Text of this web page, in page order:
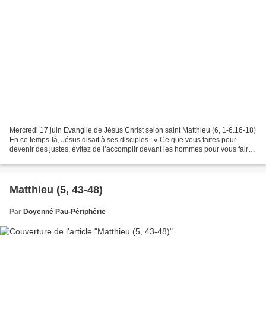
Mercredi 17 juin Evangile de Jésus Christ selon saint Matthieu (6, 1-6.16-18)
En ce temps-là, Jésus disait à ses disciples : « Ce que vous faites pour
devenir des justes, évitez de l’accomplir devant les hommes pour vous faire
Matthieu (5, 43-48)
Par Doyenné Pau-Périphérie